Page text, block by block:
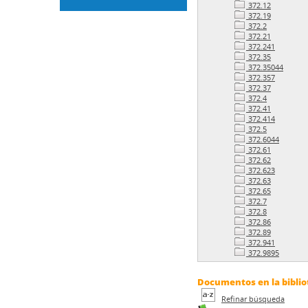
372.12
372.19
372.2
372.21
372.241
372.35
372.35044
372.357
372.37
372.4
372.41
372.414
372.5
372.6044
372.61
372.62
372.623
372.63
372.65
372.7
372.8
372.86
372.89
372.941
372.9895
Documentos en la
Refinar búsqueda